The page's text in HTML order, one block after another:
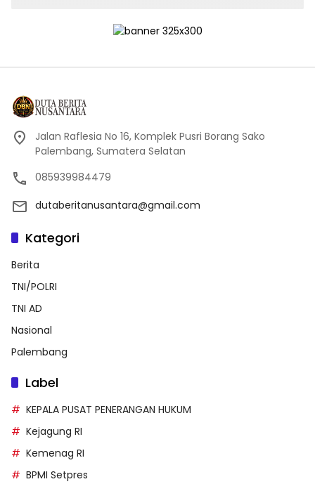
Jalan Raflesia No 16, Komplek Pusri Borang Sako
Palembang, Sumatera Selatan
085939984479
dutaberitanusantara@gmail.com
Kategori
Berita
TNI/POLRI
TNI AD
Nasional
Palembang
Label
KEPALA PUSAT PENERANGAN HUKUM
Kejagung RI
Kemenag RI
BPMI Setpres